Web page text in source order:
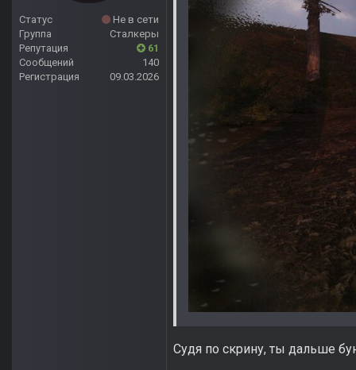
Статус
Не в сети
Группа
Сталкеры
Репутация
61
Сообщений
140
Регистрация
09.03.2026
Судя по скрину, ты дальше